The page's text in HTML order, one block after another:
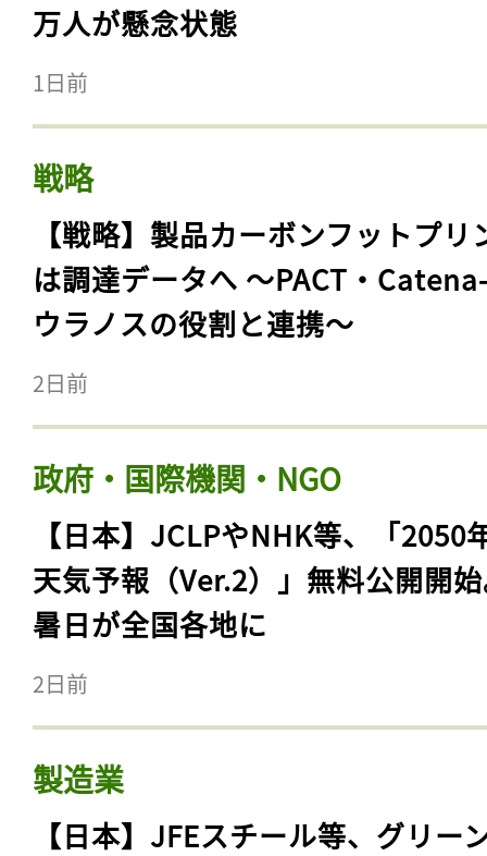
万人が懸念状態
1日前
戦略
【戦略】製品カーボンフットプリ
は調達データへ 〜PACT・
ウラノスの役割と連携〜
2日前
政府・国際機関・NGO
【日本】JCLPやNHK等、「2050
天気予報（Ver.2）」無料公開開
暑日が全国各地に
2日前
製造業
【日本】JFEスチール等、グリー